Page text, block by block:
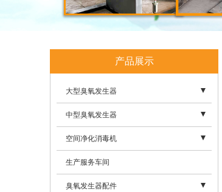
产品展示
大型臭氧发生器
- 污水处理
- 烟气脱硝
- 化工氧化
- 纸浆漂白
中型臭氧发生器
- 净化水用臭氧发生器
- 食品厂用臭氧发生器
- 药厂用臭氧发生器
空间净化消毒机
- 工业用臭氧消毒机
- 手推式臭氧空气消毒机
生产服务车间
臭氧发生器配件